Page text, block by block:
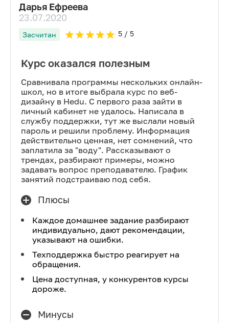
Дарья Ефреева
23.07.2020
Засчитан 5/ 5
Курс оказался полезным
Сравнивала программы нескольких онлайн-
школ, но в итоге выбрала курс по веб-
дизайну в Hedu. С первого раза зайти в
личный кабинет не удалось. Написала в
службу поддержки, тут же выслали новый
пароль и решили проблему. Информация
действительно ценная, нет сомнений, что
заплатила за "воду". Рассказывают о
трендах, разбирают примеры, можно
задавать вопрос преподавателю. График
занятий подстраиваю под себя.
Плюсы
Каждое домашнее задание разбирают
индивидуально, дают рекомендации,
указывают на ошибки.
Техподдержка быстро реагирует на
обращения.
Цена доступная, у конкурентов курсы
дороже.
Минусы